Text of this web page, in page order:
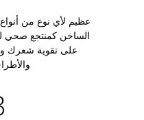
عظيم لأي نوع من
الساخن كمنتجع صحي
على تقوية شعرك